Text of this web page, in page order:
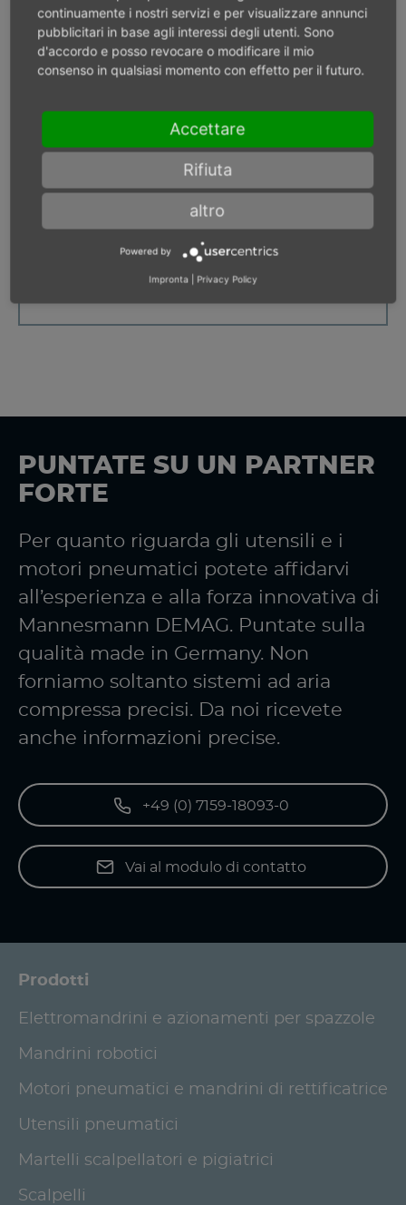
Prolunga 500 mm
500,0 mm
PUNTATE SU UN PARTNER
FORTE
Per quanto riguarda gli utensili e i
motori pneumatici potete affidarvi
all’esperienza e alla forza innovativa di
Mannesmann DEMAG. Puntate sulla
qualità made in Germany. Non
forniamo soltanto sistemi ad aria
compressa precisi. Da noi ricevete
anche informazioni precise.
+49 (0) 7159-18093-0
Vai al modulo di contatto
Prodotti
Elettromandrini e azionamenti per spazzole
Mandrini robotici
Motori pneumatici e mandrini di rettificatrice
Utensili pneumatici
Martelli scalpellatori e pigiatrici
Scalpelli
continuamente i nostri servizi e per visualizzare annunci
pubblicitari in base agli interessi degli utenti. Sono
d'accordo e posso revocare o modificare il mio
consenso in qualsiasi momento con effetto per il futuro.
Accettare
Rifiuta
altro
Powered by
Impronta Privacy Policy